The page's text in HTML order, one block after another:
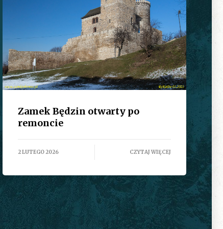
Zamek Będzin otwarty po
remoncie
2 LUTEGO 2026 CZYTAJ WIĘCEJ